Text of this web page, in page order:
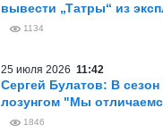
вывести „Татры“ из
1134
25 июля 2026 11:42
Сергей Булатов: В
лозунгом "Мы
1846